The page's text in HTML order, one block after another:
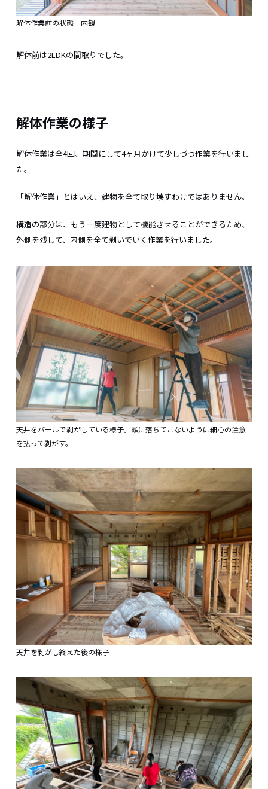
解体作業前の状態 内観
解体前は2LDKの間取りでした。
解体作業の様子
解体作業は全4回、期間にして4ヶ月かけて少しづつ作業を行いまし
た。
「解体作業」とはいえ、建物を全て取り壊すわけではありません。
構造の部分は、もう一度建物として機能させることができるため、
外側を残して、内側を全て剥いでいく作業を行いました。
天井をバールで剥がしている様子。頭に落ちてこないように細心の注意
を払って剥がす。
天井を剥がし終えた後の様子